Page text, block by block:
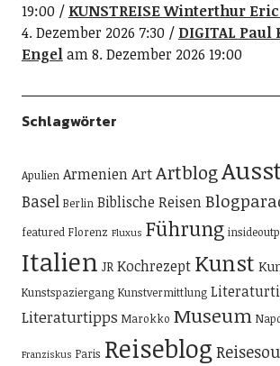
19:00
KUNSTREISE Winterthur
4. Dezember 2026 7:30
DIGITAL Paul
Engelam 8. Dezember 2026 19:00
Schlagwörter
Apulien ArmenienArtArtblog
Basel Berlin Biblische Reisen
featured Florenz Fluxus Führung
Italien JR Kochrezept Kunst
Kunstspaziergang Kunstvermittlung
Literaturtipps Marokko Museum
Franziskus Paris Reiseblog